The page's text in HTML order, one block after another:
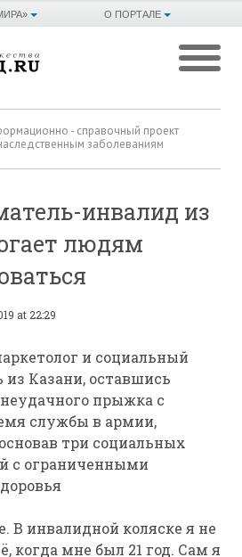
О ПОРТАЛЕ
- справочный проект
заболеваниям
инвалид из
людям
at 22:29
и социальный
Казани, оставшись
прыжка с
службы в армии,
три социальных
с ограниченными
В инвалидной коляске я не
когда мне был 21 год. Сам я